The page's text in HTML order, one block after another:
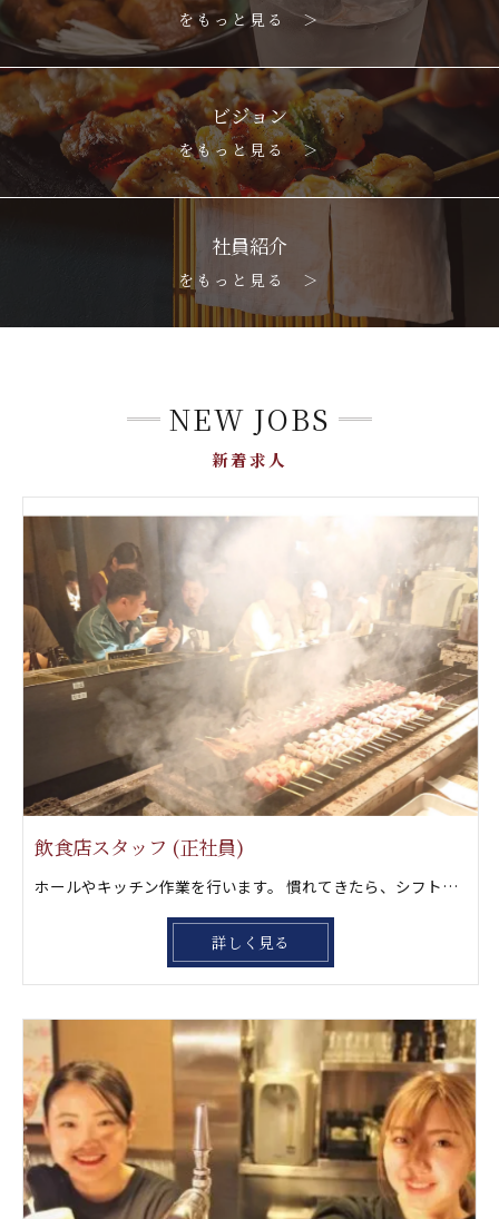
をもっと見る ＞
ビジョン
をもっと見る ＞
社員紹介
をもっと見る ＞
新着求人
NEW JOBS
飲食店スタッフ (正社員)
ホールやキッチン作業を行います。 慣れてきたら、シフト管理や店舗全体の 運営にチャレンジしていきましょう。店長経験を積んでもらったら独立に向けて更にステップアップしましょう‼️ もちろん一緒に風林火山グループを大きくして行きたい方も大歓迎です。
詳しく見る